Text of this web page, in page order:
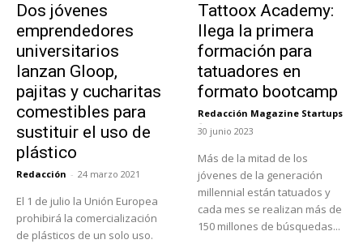
Dos jóvenes
emprendedores
universitarios
lanzan Gloop,
pajitas y cucharitas
comestibles para
sustituir el uso de
plástico
Redacción - 24 marzo 2021
El 1 de julio la Unión Europea
prohibirá la comercialización
de plásticos de un solo uso.
Tattoox Academy:
llega la primera
formación para
tatuadores en
formato bootcamp
Redacción Magazine Startups
-
30 junio 2023
Más de la mitad de los
jóvenes de la generación
millennial están tatuados y
cada mes se realizan más de
150 millones de búsquedas...